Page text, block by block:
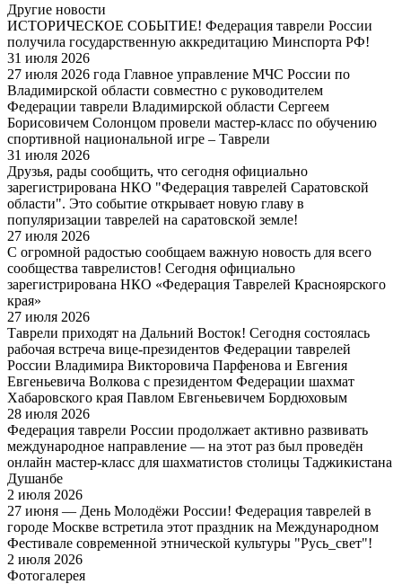
Другие новости
ИСТОРИЧЕСКОЕ СОБЫТИЕ! Федерация таврели России
получила государственную аккредитацию Минспорта РФ!
31 июля 2026
27 июля 2026 года Главное управление МЧС России по
Владимирской области совместно с руководителем
Федерации таврели Владимирской области Сергеем
Борисовичем Солонцом провели мастер-класс по обучению
спортивной национальной игре – Таврели
31 июля 2026
Друзья, рады сообщить, что сегодня официально
зарегистрирована НКО "Федерация таврелей Саратовской
области". Это событие открывает новую главу в
популяризации таврелей на саратовской земле!
27 июля 2026
С огромной радостью сообщаем важную новость для всего
сообщества таврелистов! Сегодня официально
зарегистрирована НКО «Федерация Таврелей Красноярского
края»
27 июля 2026
Таврели приходят на Дальний Восток! Сегодня состоялась
рабочая встреча вице-президентов Федерации таврелей
России Владимира Викторовича Парфенова и Евгения
Евгеньевича Волкова с президентом Федерации шахмат
Хабаровского края Павлом Евгеньевичем Бордюховым
28 июля 2026
Федерация таврели России продолжает активно развивать
международное направление — на этот раз был проведён
онлайн мастер-класс для шахматистов столицы Таджикистана
Душанбе
2 июля 2026
27 июня — День Молодёжи России! Федерация таврелей в
городе Москве встретила этот праздник на Международном
Фестивале современной этнической культуры "Русь_свет"!
2 июля 2026
Фотогалерея